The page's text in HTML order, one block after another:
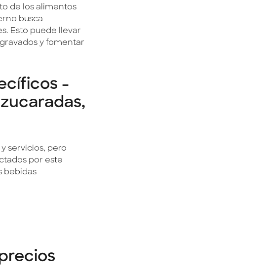
de los alimentos
busca
Esto puede llevar
y fomentar
-
servicios, pero
por este
bebidas